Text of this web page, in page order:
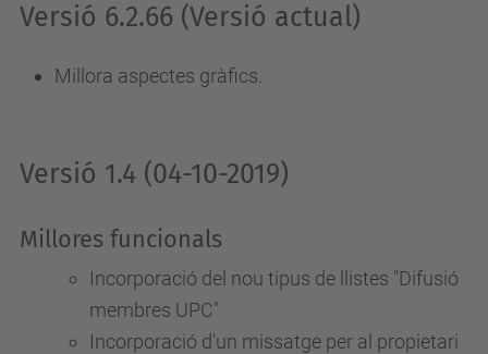
Versió 6.2.66 (Versió actual)
Millora aspectes gràfics.
Versió 1.4 (04-10-2019)
Millores funcionals
Incorporació del nou tipus de llistes "Difusió
membres UPC"
Incorporació d'un missatge per al propietari